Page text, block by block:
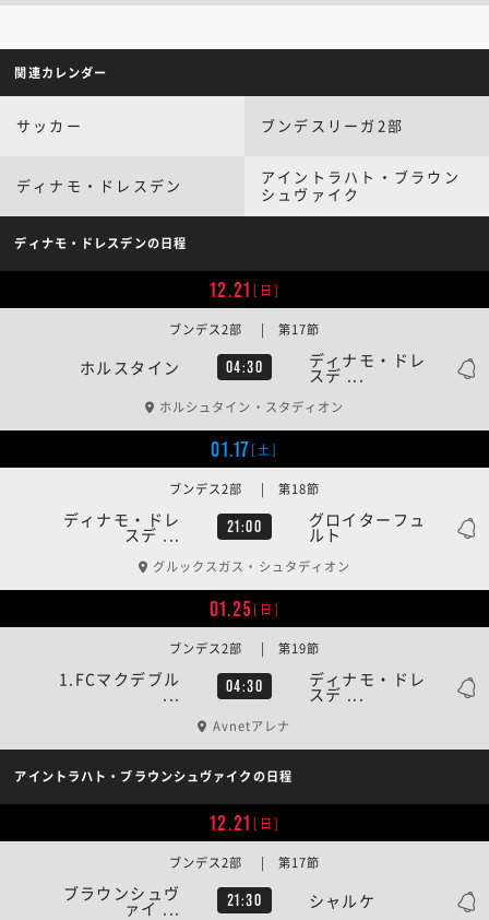
関連カレンダー
サッカー ブンデスリーガ2部
ディナモ・ドレスデン
アイントラハト・ブラウン
シュヴァイク
ディナモ・ドレスデンの日程
12.21 [日]
ホルスタイン 04:30 ディナモ・ドレ
スデ ...
ブンデス2部 | 第17節
ホルシュタイン・スタディオン
01.17[土]
ディナモ・ドレ
スデ ... 21:00 グロイターフュ
ルト
ブンデス2部 | 第18節
グルックスガス・シュタディオン
01.25[日]
1.FCマクデブル
... 04:30 ディナモ・ドレ
スデ ...
ブンデス2部 | 第19節
Avnetアレナ
アイントラハト・ブラウンシュヴァイクの日程
12.21 [日]
ブラウンシュヴ
ァイ ... 21:30 シャルケ
ブンデス2部 | 第17節